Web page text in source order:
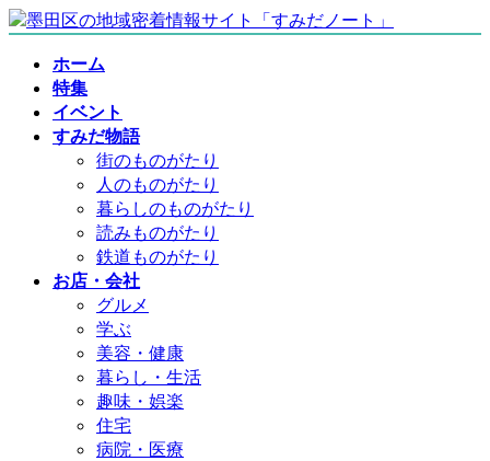
コ
ナ
ホーム
特集
イベント
すみだ物語
街のものがたり
人のものがたり
暮らしのものがたり
読みものがたり
鉄道ものがたり
お店・会社
グルメ
学ぶ
美容・健康
暮らし・生活
趣味・娯楽
住宅
病院・医療